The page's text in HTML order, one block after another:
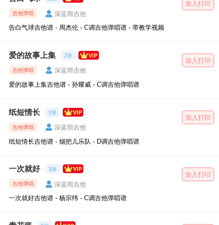
吉他弹唱
深蓝雨吉他
告白气球吉他谱 - 周杰伦 - C调吉他弹唱谱 - 带教学视频
加入打印
爱的故事上集 2张
吉他弹唱
深蓝雨吉他
爱的故事上集吉他谱 - 孙耀威 - C调吉他弹唱谱
加入打印
纸短情长 2张
吉他弹唱
深蓝雨吉他
纸短情长吉他谱 - 烟把儿乐队 - D调吉他弹唱谱
加入打印
一次就好 3张
吉他弹唱
深蓝雨吉他
一次就好吉他谱 - 杨宗纬 - C调吉他弹唱谱
加入打印